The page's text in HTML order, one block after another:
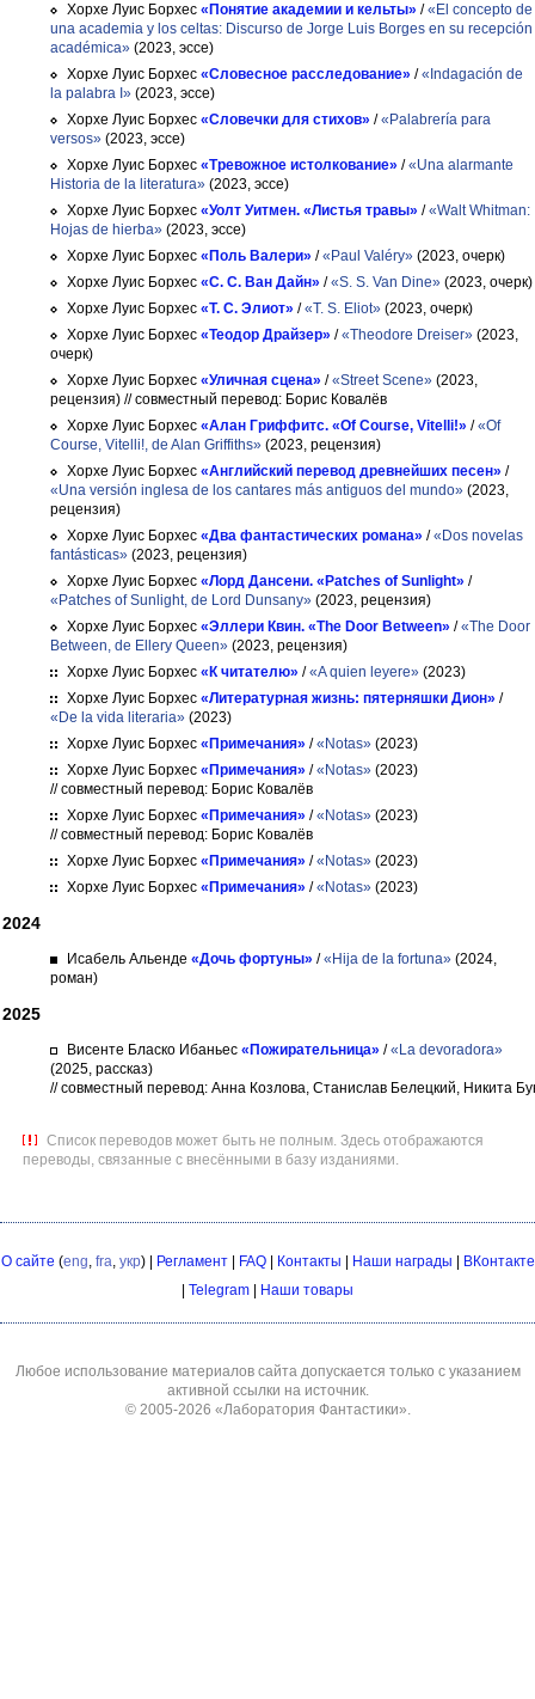
Хорхе Луис Борхес «Понятие академии и кельты» /«El concepto de
una academia y los celtas: Discurso de Jorge Luis Borges en su recepción
académica» (2023, эссе)
Хорхе Луис Борхес «Словесное расследование» /«Indagación de
la palabra I» (2023, эссе)
Хорхе Луис Борхес «Словечки для стихов» /«Palabrería para
versos» (2023, эссе)
Хорхе Луис Борхес «Тревожное истолкование» /«Una alarmante
Historia de la literatura» (2023, эссе)
Хорхе Луис Борхес «Уолт Уитмен. «Листья травы» /«Walt Whitman:
Hojas de hierba» (2023, эссе)
Хорхе Луис Борхес «Поль Валери» /«Paul Valéry» (2023, очерк)
Хорхе Луис Борхес «С. С. Ван Дайн» /«S. S. Van Dine» (2023, очерк)
Хорхе Луис Борхес «Т. С. Элиот» /«T. S. Eliot» (2023, очерк)
Хорхе Луис Борхес «Теодор Драйзер» /«Theodore Dreiser» (2023,
очерк)
Хорхе Луис Борхес «Уличная сцена» /«Street Scene» (2023,
рецензия) // совместный перевод: Борис Ковалёв
Хорхе Луис Борхес «Алан Гриффитс. «Of Course, Vitelli!» /«Of
Course, Vitelli!, de Alan Griffiths» (2023, рецензия)
Хорхе Луис Борхес «Английский перевод древнейших песен» /
«Una versión inglesa de los cantares más antiguos del mundo» (2023,
рецензия)
Хорхе Луис Борхес «Два фантастических романа» /«Dos novelas
fantásticas» (2023, рецензия)
Хорхе Луис Борхес «Лорд Дансени. «Patches of Sunlight» /
«Patches of Sunlight, de Lord Dunsany» (2023, рецензия)
Хорхе Луис Борхес «Эллери Квин. «The Door Between» /«The Door
Between, de Ellery Queen» (2023, рецензия)
Хорхе Луис Борхес «К читателю» /«A quien leyere» (2023)
Хорхе Луис Борхес «Литературная жизнь: пятерняшки Дион» /
«De la vida literaria» (2023)
Хорхе Луис Борхес «Примечания» /«Notas» (2023)
Хорхе Луис Борхес «Примечания» /«Notas» (2023)
// совместный перевод: Борис Ковалёв
Хорхе Луис Борхес «Примечания» /«Notas» (2023)
// совместный перевод: Борис Ковалёв
Хорхе Луис Борхес «Примечания» /«Notas» (2023)
Хорхе Луис Борхес «Примечания» /«Notas» (2023)
2024
Исабель Альенде «Дочь фортуны» /«Hija de la fortuna» (2024,
роман)
2025
Висенте Бласко Ибаньес «Пожирательница» /«La devoradora»
(2025, рассказ)
// совместный перевод: Анна Козлова, Станислав Белецкий, Никита
Список переводов может быть не полным. Здесь отображаются
переводы, связанные с внесёнными в базу изданиями.
О сайте (eng, fra, укр) | Регламент| FAQ| Контакты Наши награды
ВКонтакте
Telegram Наши товары
Любое использование материалов сайта допускается только с указанием
активной ссылки на источник.
© 2005-2026 «Лаборатория Фантастики».